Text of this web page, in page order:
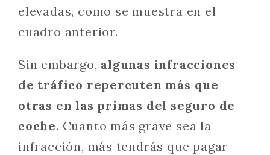
elevadas, como se muestra en el
cuadro anterior.
Sin embargo, algunas infracciones
de tráfico repercuten más que
otras en las primas del seguro de
coche. Cuanto más grave sea la
infracción, más tendrás que pagar